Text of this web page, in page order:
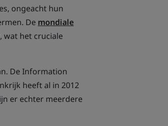
ongeacht hun
De mondiale
, wat het cruciale
De Information
heeft al in 2012
er echter meerdere